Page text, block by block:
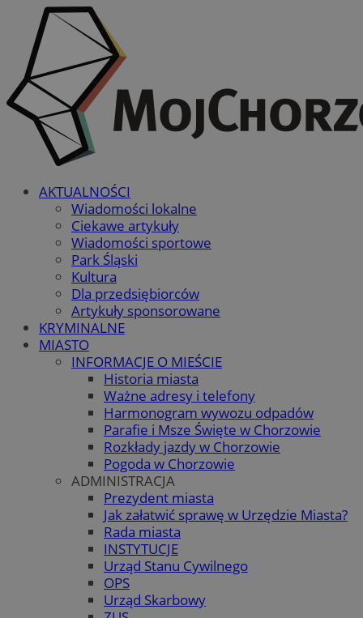
AKTUALNOŚCI
Wiadomości lokalne
Ciekawe artykuły
Wiadomości sportowe
Park Śląski
Kultura
Dla przedsiębiorców
Artykuły sponsorowane
KRYMINALNE
MIASTO
INFORMACJE O MIEŚCIE
Historia miasta
Ważne adresy i telefony
Harmonogram wywozu odpadów
Parafie i Msze Święte w Chorzowie
Rozkłady jazdy w Chorzowie
Pogoda w Chorzowie
ADMINISTRACJA
Prezydent miasta
Jak załatwić sprawę w Urzędzie Miasta?
Rada miasta
INSTYTUCJE
Urząd Stanu Cywilnego
OPS
Urząd Skarbowy